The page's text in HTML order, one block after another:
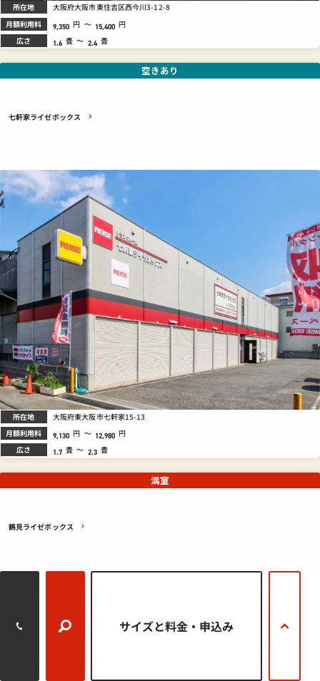
所在地 大阪府大阪市東住吉区西今川3-12-8
月額利用料 9,350 円 ～ 15,400 円
広さ 1.6 畳 ～ 2.4 畳
七軒家ライゼボックス
空きあり
所在地 大阪府東大阪市七軒家15-13
月額利用料 9,130 円 ～ 12,980 円
広さ 1.7 畳 ～ 2.3 畳
鶴見ライゼボックス
満室
サイズと料金 ・申込み